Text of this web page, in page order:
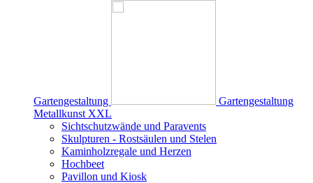
Gartengestaltung
Gartengestaltung
Metallkunst XXL
Sichtschutzwände und Paravents
Skulpturen - Rostsäulen und Stelen
Kaminholzregale und Herzen
Hochbeet
Pavillon und Kiosk